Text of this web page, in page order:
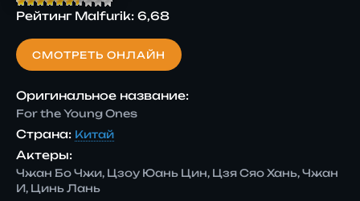
Рейтинг Malfurik: 6,68
СМОТРЕТЬ ОНЛАЙН
Оригинальное название:
For the Young Ones
Страна: Китай
Актеры:
Чжан Бо Чжи, Цзоу Юань Цин, Цзя Сяо Хань, Чжан
И, Цинь Лань